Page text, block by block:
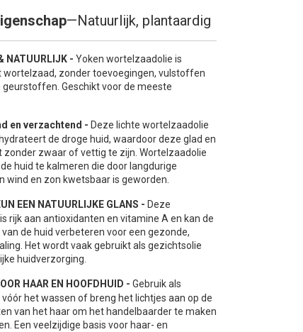
—Natuurlijk, plantaardig
NATUURLIJK - Yoken wortelzaadolie is
wortelzaad, zonder toevoegingen, vulstoffen
Geschikt voor de meeste
en verzachtend - Deze lichte wortelzaadolie
de droge huid, waardoor deze glad en
zonder zwaar of vettig te zijn. Wortelzaadolie
huid te kalmeren die door langdurige
wind en zon kwetsbaar is geworden.
EEN NATUURLIJKE GLANS - Deze
rijk aan antioxidanten en vitamine A en kan de
de huid verbeteren voor een gezonde,
Het wordt vaak gebruikt als gezichtsolie
huidverzorging.
HAAR EN HOOFDHUID - Gebruik als
het wassen of breng het lichtjes aan op de
van het haar om het handelbaarder te maken
Een veelzijdige basis voor haar- en